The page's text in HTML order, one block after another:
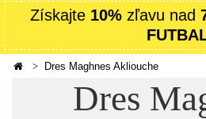
Získajte 10% zľavu nad
Dres Maghnes Akliouche
Dres